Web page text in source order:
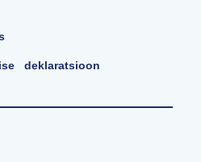
deklaratsioon